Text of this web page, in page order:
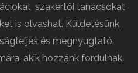
szakértői tanácsokat
is olvashat. Küldetésünk,
és megnyugtató
akik hozzánk fordulnak.